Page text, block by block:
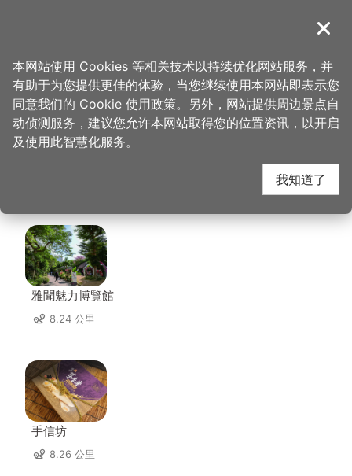
導覽
首页 > 想去的地方 > 美食、购物 > 宴川秋-创意．麻辣
宴川秋-创意．麻辣 周
边店家
雅聞魅力博覽館
8.24 公里
手信坊
8.26 公里
关闭
本网站使用 Cookies 等相关技术以持续优化网站服务，并
有助于为您提供更佳的体验，当您继续使用本网站即表示您
同意我们的 Cookie 使用政策。另外，网站提供周边景点自
动侦测服务，建议您允许本网站取得您的位置资讯，以开启
及使用此智慧化服务。
我知道了